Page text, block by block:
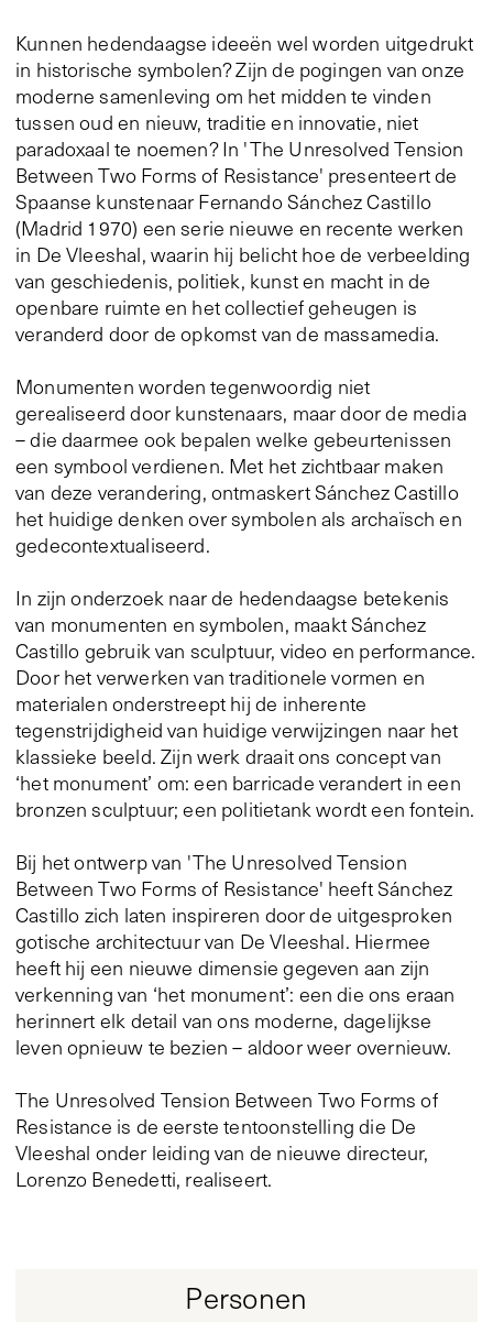
Kunnen hedendaagse ideeën wel worden uitgedrukt
in historische symbolen? Zijn de pogingen van onze
moderne samenleving om het midden te vinden
tussen oud en nieuw, traditie en innovatie, niet
paradoxaal te noemen? In 'The Unresolved Tension
Between Two Forms of Resistance' presenteert de
Spaanse kunstenaar Fernando Sánchez Castillo
(Madrid 1970) een serie nieuwe en recente werken
in De Vleeshal, waarin hij belicht hoe de verbeelding
van geschiedenis, politiek, kunst en macht in de
openbare ruimte en het collectief geheugen is
veranderd door de opkomst van de massamedia.
Monumenten worden tegenwoordig niet
gerealiseerd door kunstenaars, maar door de media
– die daarmee ook bepalen welke gebeurtenissen
een symbool verdienen. Met het zichtbaar maken
van deze verandering, ontmaskert Sánchez Castillo
het huidige denken over symbolen als archaïsch en
gedecontextualiseerd.
In zijn onderzoek naar de hedendaagse betekenis
van monumenten en symbolen, maakt Sánchez
Castillo gebruik van sculptuur, video en performance.
Door het verwerken van traditionele vormen en
materialen onderstreept hij de inherente
tegenstrijdigheid van huidige verwijzingen naar het
klassieke beeld. Zijn werk draait ons concept van
‘het monument’ om: een barricade verandert in een
bronzen sculptuur; een politietank wordt een fontein.
Bij het ontwerp van 'The Unresolved Tension
Between Two Forms of Resistance' heeft Sánchez
Castillo zich laten inspireren door de uitgesproken
gotische architectuur van De Vleeshal. Hiermee
heeft hij een nieuwe dimensie gegeven aan zijn
verkenning van ‘het monument’: een die ons eraan
herinnert elk detail van ons moderne, dagelijkse
leven opnieuw te bezien – aldoor weer overnieuw.
The Unresolved Tension Between Two Forms of
Resistance is de eerste tentoonstelling die De
Vleeshal onder leiding van de nieuwe directeur,
Lorenzo Benedetti, realiseert.
Personen